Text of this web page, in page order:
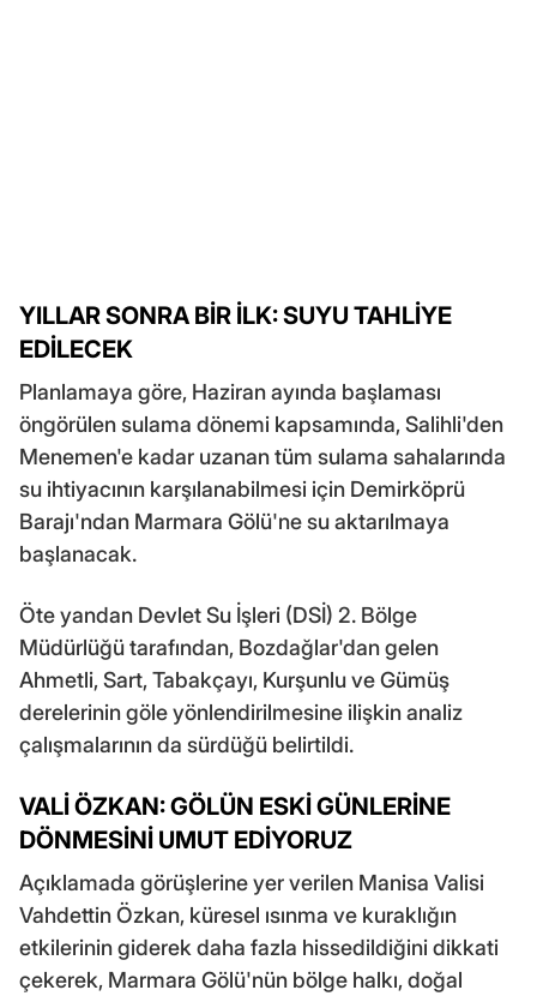
YILLAR SONRA BİR İLK: SUYU TAHLİYE
EDİLECEK
Planlamaya göre, Haziran ayında başlaması
öngörülen sulama dönemi kapsamında, Salihli'den
Menemen'e kadar uzanan tüm sulama sahalarında
su ihtiyacının karşılanabilmesi için Demirköprü
Barajı'ndan Marmara Gölü'ne su aktarılmaya
başlanacak.
Öte yandan Devlet Su İşleri (DSİ) 2. Bölge
Müdürlüğü tarafından, Bozdağlar'dan gelen
Ahmetli, Sart, Tabakçayı, Kurşunlu ve Gümüş
derelerinin göle yönlendirilmesine ilişkin analiz
çalışmalarının da sürdüğü belirtildi.
VALİ ÖZKAN: GÖLÜN ESKİ GÜNLERİNE
DÖNMESİNİ UMUT EDİYORUZ
Açıklamada görüşlerine yer verilen Manisa Valisi
Vahdettin Özkan, küresel ısınma ve kuraklığın
etkilerinin giderek daha fazla hissedildiğini dikkati
çekerek, Marmara Gölü'nün bölge halkı, doğal